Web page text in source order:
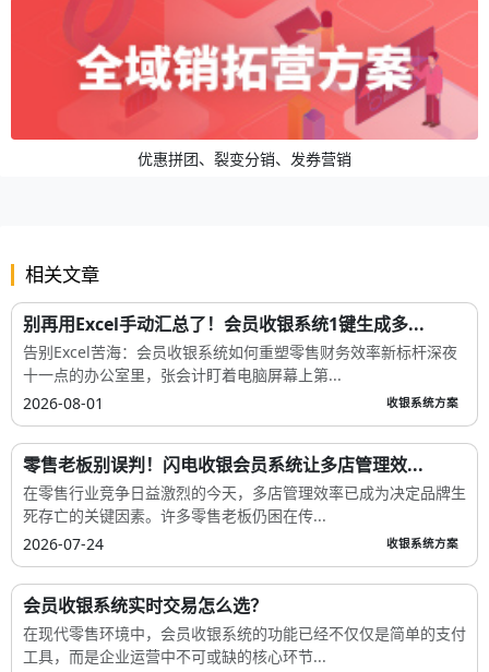
优惠拼团、裂变分销、发券营销
相关文章
别再用Excel手动汇总了！会员收银系统1键生成多...
告别Excel苦海：会员收银系统如何重塑零售财务效率新标杆深夜
十一点的办公室里，张会计盯着电脑屏幕上第...
2026-08-01
收银系统方案
零售老板别误判！闪电收银会员系统让多店管理效...
在零售行业竞争日益激烈的今天，多店管理效率已成为决定品牌生
死存亡的关键因素。许多零售老板仍困在传...
2026-07-24
收银系统方案
会员收银系统实时交易怎么选？
在现代零售环境中，会员收银系统的功能已经不仅仅是简单的支付
工具，而是企业运营中不可或缺的核心环节...